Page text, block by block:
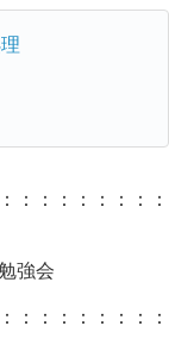
：：：：：：：：
強会
：：：：：：：：